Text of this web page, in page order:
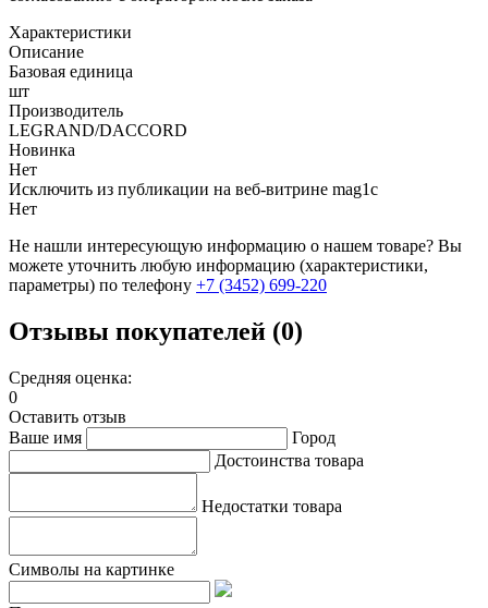
Характеристики
Описание
Базовая единица
шт
Производитель
LEGRAND/DACCORD
Новинка
Нет
Исключить из публикации на веб-витрине mag1c
Нет
Не нашли интересующую информацию о нашем товаре? Вы
можете уточнить любую информацию (характеристики,
параметры) по телефону +7 (3452) 699-220
Отзывы покупателей (0)
Средняя оценка:
0
Оставить отзыв
Ваше имя
Город
Достоинства товара
Недостатки товара
Символы на картинке